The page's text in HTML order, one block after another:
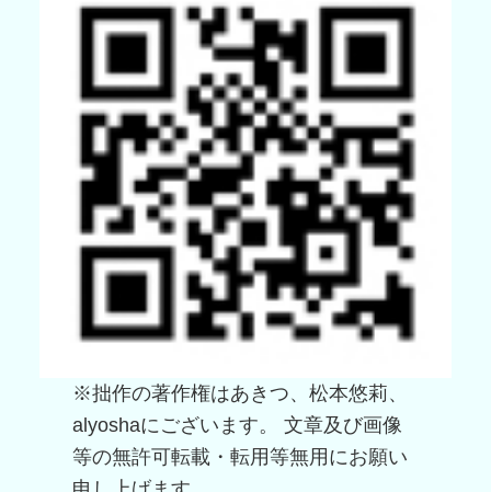
※拙作の著作権はあきつ、松本悠莉、
alyoshaにございます。 文章及び画像
等の無許可転載・転用等無用にお願い